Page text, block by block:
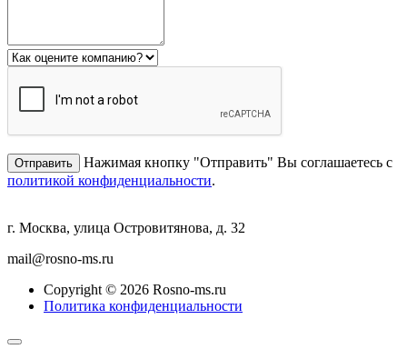
Нажимая кнопку "Отправить" Вы соглашаетесь с
политикой конфиденциальности.
г. Москва, улица Островитянова, д. 32
mail@rosno-ms.ru
Copyright © 2026 Rosno-ms.ru
Политика конфиденциальности